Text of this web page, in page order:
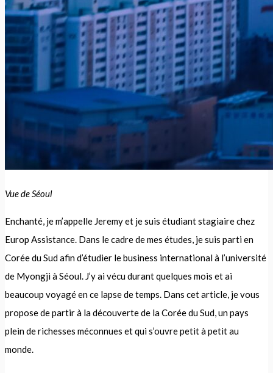
Vue de Séoul
Enchanté, je m’appelle Jeremy et je suis étudiant stagiaire chez
Europ Assistance. Dans le cadre de mes études, je suis parti en
Corée du Sud afin d’étudier le business internationalà l’université
de Myongjià Séoul. J’y ai vécu durant quelques mois et ai
beaucoup voyagéen ce lapsedetemps. Dans cet article, je vous
propose de partir à la découverte de la Corée du Sud, un pays
plein derichesses méconnues et qui s’ouvre petit à petit au
monde.